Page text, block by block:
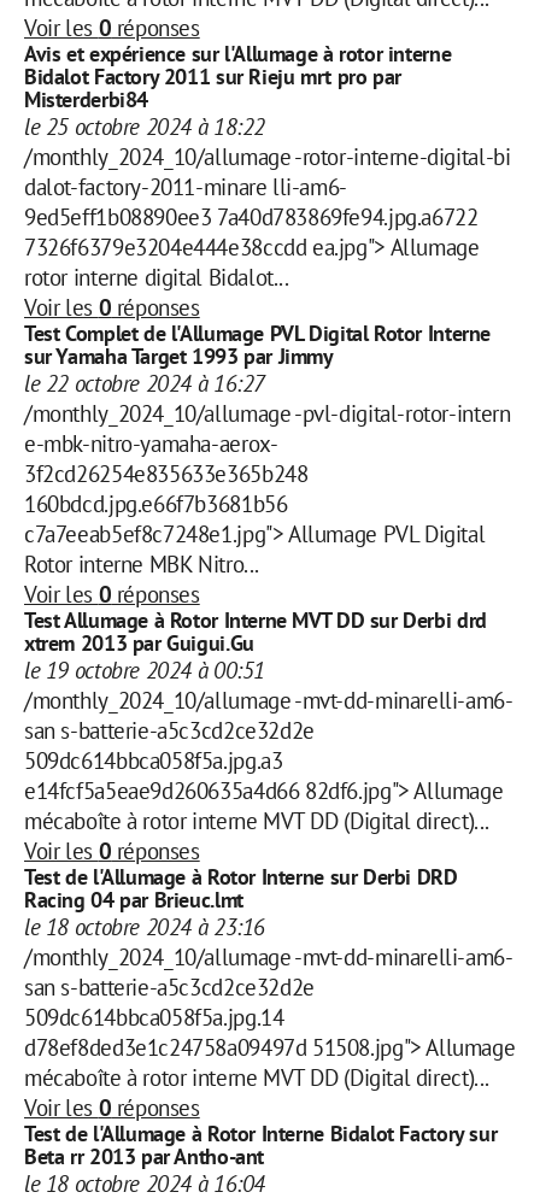
Voir les 0 réponses
Avis et expérience sur l'Allumage à rotor interne
Bidalot Factory 2011 sur Rieju mrt pro par
Misterderbi84
le 25 octobre 2024 à 18:22
/monthly_2024_10/allumage -rotor-interne-digital-bi
dalot-factory-2011-minare lli-am6-
9ed5eff1b08890ee3 7a40d783869fe94.jpg.a6722
7326f6379e3204e444e38ccdd ea.jpg"> Allumage
rotor interne digital Bidalot...
Voir les 0 réponses
Test Complet de l'Allumage PVL Digital Rotor Interne
sur Yamaha Target 1993 par Jimmy
le 22 octobre 2024 à 16:27
/monthly_2024_10/allumage -pvl-digital-rotor-intern
e-mbk-nitro-yamaha-aerox-
3f2cd26254e835633e365b248
160bdcd.jpg.e66f7b3681b56
c7a7eeab5ef8c7248e1.jpg"> Allumage PVL Digital
Rotor interne MBK Nitro...
Voir les 0 réponses
Test Allumage à Rotor Interne MVT DD sur Derbi drd
xtrem 2013 par Guigui.Gu
le 19 octobre 2024 à 00:51
/monthly_2024_10/allumage -mvt-dd-minarelli-am6-
san s-batterie-a5c3cd2ce32d2e
509dc614bbca058f5a.jpg.a3
e14fcf5a5eae9d260635a4d66 82df6.jpg"> Allumage
mécaboîte à rotor interne MVT DD (Digital direct)...
Voir les 0 réponses
Test de l'Allumage à Rotor Interne sur Derbi DRD
Racing 04 par Brieuc.lmt
le 18 octobre 2024 à 23:16
/monthly_2024_10/allumage -mvt-dd-minarelli-am6-
san s-batterie-a5c3cd2ce32d2e
509dc614bbca058f5a.jpg.14
d78ef8ded3e1c24758a09497d 51508.jpg"> Allumage
mécaboîte à rotor interne MVT DD (Digital direct)...
Voir les 0 réponses
Test de l'Allumage à Rotor Interne Bidalot Factory sur
Beta rr 2013 par Antho-ant
le 18 octobre 2024 à 16:04